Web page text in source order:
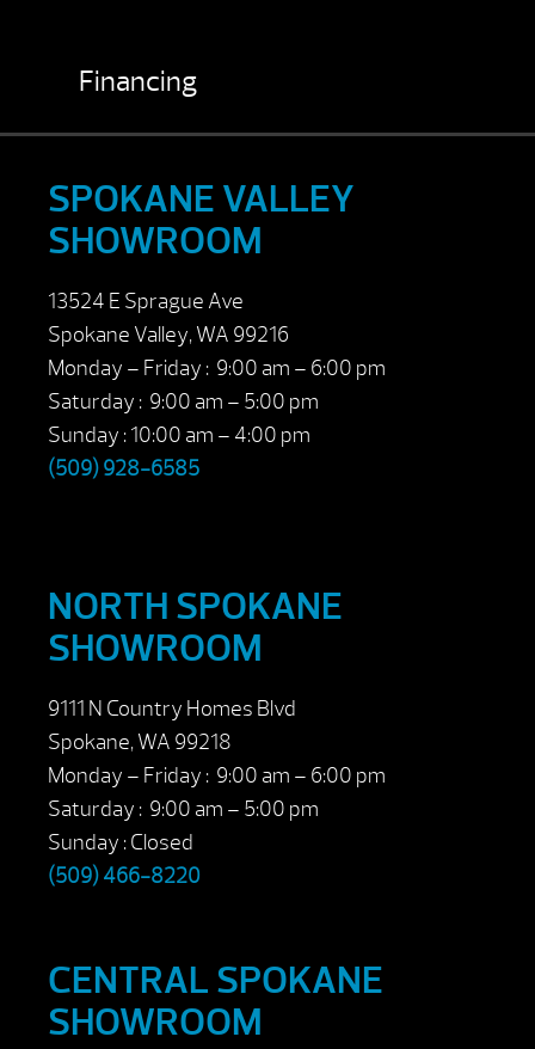
Financing
SPOKANE VALLEY
SHOWROOM
13524 E Sprague Ave
Spokane Valley, WA 99216
Monday – Friday : 9:00 am – 6:00 pm
Saturday : 9:00 am – 5:00 pm
Sunday : 10:00 am – 4:00 pm
(509) 928-6585
NORTH SPOKANE
SHOWROOM
9111 N Country Homes Blvd
Spokane, WA 99218
Monday – Friday : 9:00 am – 6:00 pm
Saturday : 9:00 am – 5:00 pm
Sunday : Closed
(509) 466-8220
CENTRAL SPOKANE
SHOWROOM